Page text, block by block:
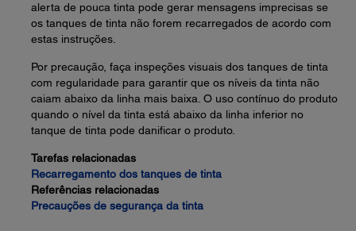
alerta de pouca tinta pode gerar mensagens imprecisas se
os tanques de tinta não forem recarregados de acordo com
estas instruções.
Por precaução, faça inspeções visuais dos tanques de tinta
com regularidade para garantir que os níveis da tinta não
caiam abaixo da linha mais baixa. O uso contínuo do produto
quando o nível da tinta está abaixo da linha inferior no
tanque de tinta pode danificar o produto.
Tarefas relacionadas
Recarregamento dos tanques de tinta
Referências relacionadas
Precauções de segurança da tinta